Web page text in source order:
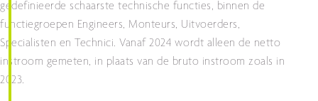
gedefinieerde schaarste technische functies, binnen de
functiegroepen Engineers, Monteurs, Uitvoerders,
Specialisten en Technici. Vanaf 2024 wordt alleen de netto
instroom gemeten, in plaats van de bruto instroom zoals in
2023.